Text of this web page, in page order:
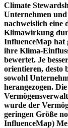
Climate
Unternehmen
nachweislich eine
Klimawirkung
InfluenceMap hat
ihre Klima-
bewertet. Je
orientieren, desto
sowohl
herangezogen.
wurde der
geringen Größe
InfluenceMap)